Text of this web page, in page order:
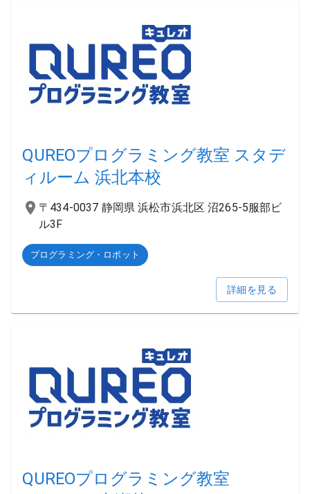
QUREOプログラミング教室 スタデ
ィルーム 浜北本校
〒434-0037 静岡県 浜松市浜北区 沼265-5服部ビ
ル3F
プログラミング・ロボット
詳細を見る
QUREOプログラミング教室